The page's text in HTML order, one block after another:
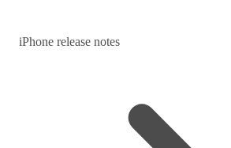
iPhone release notes